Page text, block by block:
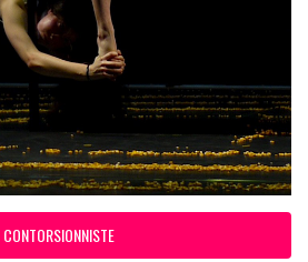
CONTORSIONNISTE